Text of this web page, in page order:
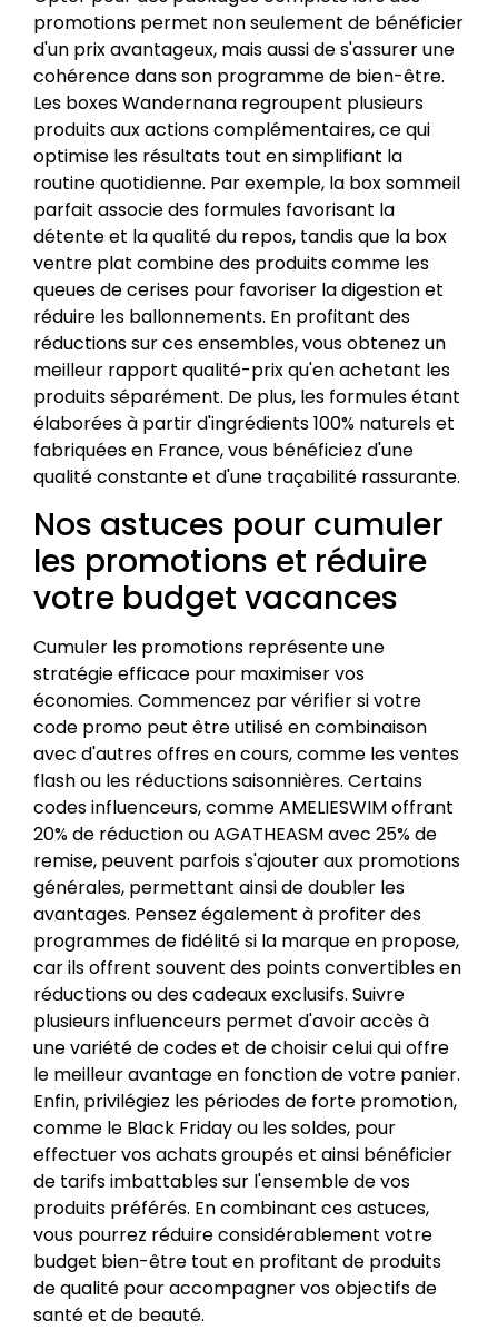
promotions permet non seulement de bénéficier
d'un prix avantageux, mais aussi de s'assurer une
cohérence dans son programme de bien-être.
Les boxes Wandernana regroupent plusieurs
produits aux actions complémentaires, ce qui
optimise les résultats tout en simplifiant la
routine quotidienne. Par exemple, la box sommeil
parfait associe des formules favorisant la
détente et la qualité du repos, tandis que la box
ventre plat combine des produits comme les
queues de cerises pour favoriser la digestion et
réduire les ballonnements. En profitant des
réductions sur ces ensembles, vous obtenez un
meilleur rapport qualité-prix qu'en achetant les
produits séparément. De plus, les formules étant
élaborées à partir d'ingrédients 100% naturels et
fabriquées en France, vous bénéficiez d'une
qualité constante et d'une traçabilité rassurante.
Nos astuces pour cumuler
les promotions et réduire
votre budget vacances
Cumuler les promotions représente une
stratégie efficace pour maximiser vos
économies. Commencez par vérifier si votre
code promo peut être utilisé en combinaison
avec d'autres offres en cours, comme les ventes
flash ou les réductions saisonnières. Certains
codes influenceurs, comme AMELIESWIM offrant
20% de réduction ou AGATHEASM avec 25% de
remise, peuvent parfois s'ajouter aux promotions
générales, permettant ainsi de doubler les
avantages. Pensez également à profiter des
programmes de fidélité si la marque en propose,
car ils offrent souvent des points convertibles en
réductions ou des cadeaux exclusifs. Suivre
plusieurs influenceurs permet d'avoir accès à
une variété de codes et de choisir celui qui offre
le meilleur avantage en fonction de votre panier.
Enfin, privilégiez les périodes de forte promotion,
comme le Black Friday ou les soldes, pour
effectuer vos achats groupés et ainsi bénéficier
de tarifs imbattables sur l'ensemble de vos
produits préférés. En combinant ces astuces,
vous pourrez réduire considérablement votre
budget bien-être tout en profitant de produits
de qualité pour accompagner vos objectifs de
santé et de beauté.